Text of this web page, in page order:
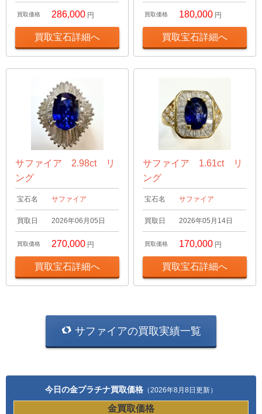
買取価格 286,000 円
買取宝石詳細へ
買取価格 180,000 円
買取宝石詳細へ
サファイア 2.98ct リ
ング
宝石名 サファイア
買取日 2026年06月05日
買取価格 270,000 円
買取宝石詳細へ
サファイア 1.61ct リ
ング
宝石名 サファイア
買取日 2026年05月14日
買取価格 170,000 円
買取宝石詳細へ
サファイアの買取実績一覧
今日の金プラチナ買取価格 （2026年8月8日更新）
金買取価格